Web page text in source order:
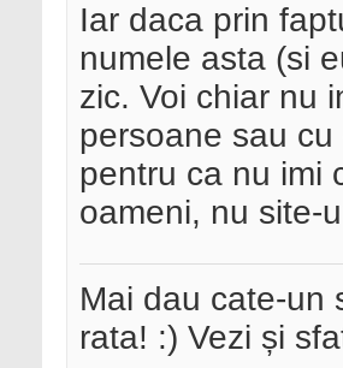
Iar daca prin
numele asta (si
zic. Voi chiar nu
persoane sau
pentru ca nu imi
oameni, nu site-
Mai dau cate-un
rata! :) Vezi și